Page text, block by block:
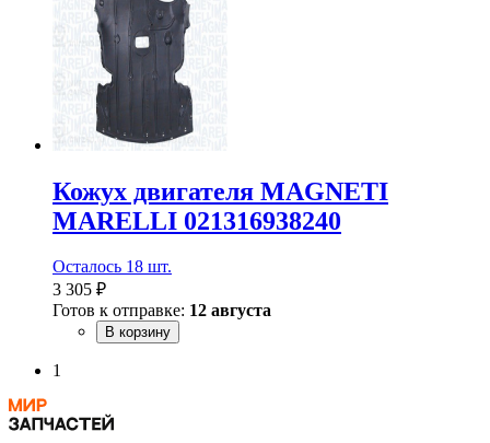
Кожух двигателя MAGNETI
MARELLI 021316938240
Осталось 18 шт.
3 305 ₽
Готов к отправке: 12 августа
В корзину
1